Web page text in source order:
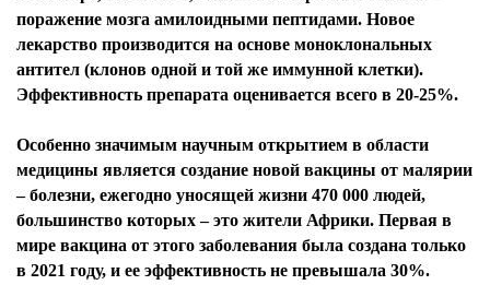
поражение мозга амилоидными пептидами. Новое
лекарство производится на основе моноклональных
антител (клонов одной и той же иммунной клетки).
Эффективность препарата оценивается всего в 20-25%.
Особенно значимым научным открытием в области
медицины является создание новой вакцины от малярии
– болезни, ежегодно уносящей жизни 470 000 людей,
большинство которых – это жители Африки. Первая в
мире вакцина от этого заболевания была создана только
в 2021 году, и ее эффективность не превышала 30%.